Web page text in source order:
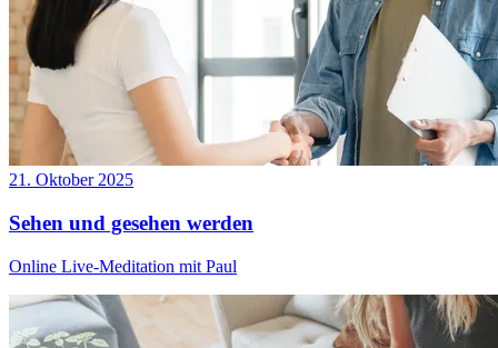
21. Oktober 2025
Sehen und gesehen werden
Online Live-Meditation mit Paul